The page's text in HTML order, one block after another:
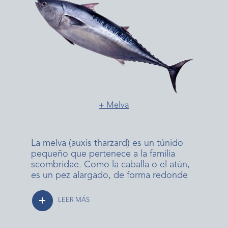
+ Melva
La melva (auxis tharzard) es un túnido
pequeño que pertenece a la familia
scombridae. Como la caballa o el atún,
es un pez alargado, de forma redonde
LEER MÁS